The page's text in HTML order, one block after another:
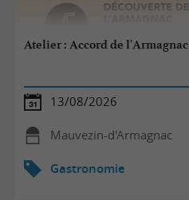
Atelier : Accord de l'Armagnac
13/08/2026
Mauvezin-d'Armagnac
Gastronomie